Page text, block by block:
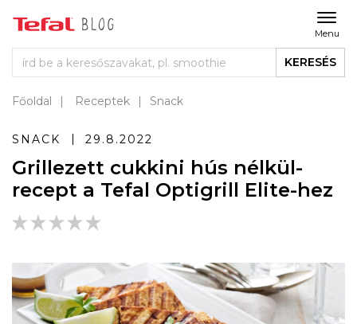
Menu
KERESÉS
Főoldal Receptek Snack
SNACK 29.8.2022
Grillezett cukkini hús nélkül-
recept a Tefal Optigrill Elite-hez